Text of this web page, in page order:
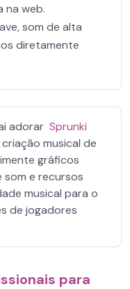
na web.
som de alta
diretamente
adorar Sprunki
musical de
gráficos
e recursos
musical para o
de jogadores
para